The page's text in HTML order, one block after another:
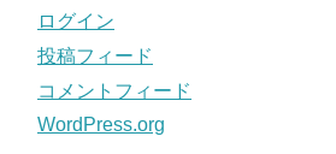
ログイン
投稿フィード
コメントフィード
WordPress.org